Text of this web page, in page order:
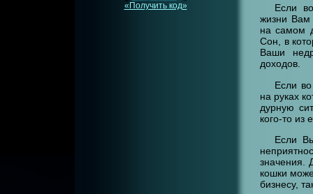
«Получить код»
Если
жизни Вам
на самом
Сон, в
Ваши
доходов.
Если
на руках
дурную
кого-то из
Если
значения.
кошки
бизнесу,